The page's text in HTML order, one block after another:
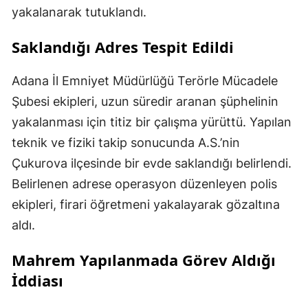
yakalanarak tutuklandı.
Saklandığı Adres Tespit Edildi
Adana İl Emniyet Müdürlüğü Terörle Mücadele
Şubesi ekipleri, uzun süredir aranan şüphelinin
yakalanması için titiz bir çalışma yürüttü. Yapılan
teknik ve fiziki takip sonucunda A.S.’nin
Çukurova ilçesinde bir evde saklandığı belirlendi.
Belirlenen adrese operasyon düzenleyen polis
ekipleri, firari öğretmeni yakalayarak gözaltına
aldı.
Mahrem Yapılanmada Görev Aldığı
İddiası